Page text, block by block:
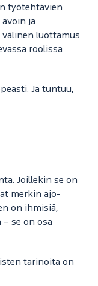
työtehtävien
ja
välinen luottamus
roolissa
Ja tuntuu,
Joillekin se on
merkin ajo-
on ihmisiä,
– se on osa
tarinoita on